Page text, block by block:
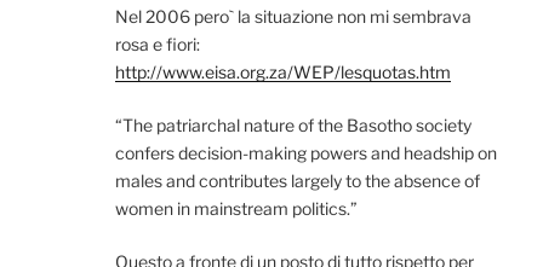
Nel 2006 pero` la situazione non mi sembrava
rosa e fiori:
http://www.eisa.org.za/WEP/lesquotas.htm
“The patriarchal nature of the Basotho society
confers decision-making powers and headship on
males and contributes largely to the absence of
women in mainstream politics.”
Questo a fronte di un posto di tutto rispetto per